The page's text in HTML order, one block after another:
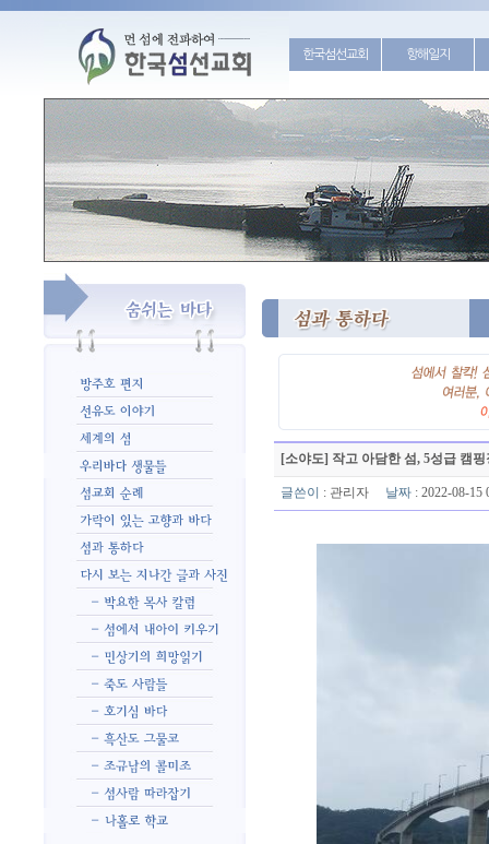
한국섬선교회 항해일지
[소야도] 작고 아담한 섬, 5성급 캠
글쓴이 : 관리자 날짜: 2022-08-